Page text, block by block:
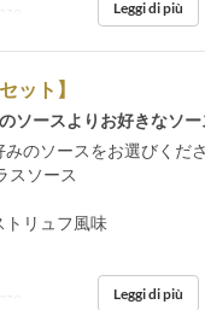
Leggi di più
ット】
ソースよりお好きなソー
のソースをお選びくださ
ソース
リュフ風味
Leggi di più